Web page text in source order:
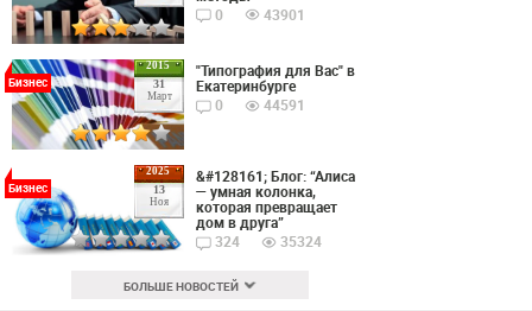
0
43901
2015
31
Март
Бизнес
"Типография для Вас" в
Екатеринбурге
0
44591
2025
13
Ноя
Бизнес
&#128161; Блог: “Алиса
— умная колонка,
которая превращает
дом в друга”
324
35324
БОЛЬШЕ НОВОСТЕЙ